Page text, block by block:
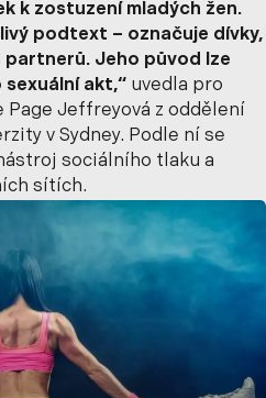
k zostuzení mladých žen.
podtext – označuje dívky,
partnerů. Jeho původ lze
akt,“ uvedla pro
Page Jeffreyová z oddělení
v Sydney. Podle ní se
sociálního tlaku a
sítích.